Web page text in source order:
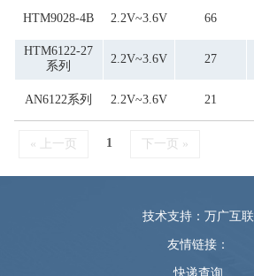
HTM9028-4B 2.2V~3.6V 66
HTM6122-27
系列
2.2V~3.6V 27
AN6122系列 2.2V~3.6V 21
« 上一页 1 下一页 »
技术支持：万广互联
友情链接：
快递查询